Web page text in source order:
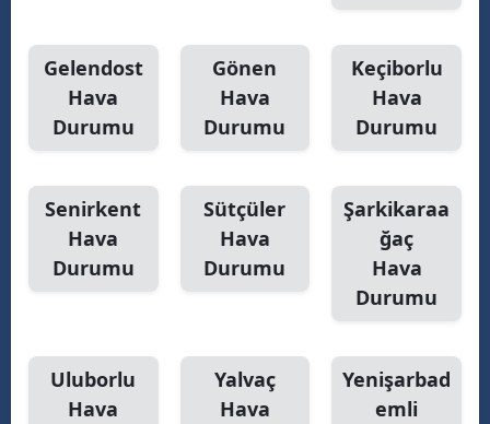
Gelendost
Hava
Durumu
Gönen
Hava
Durumu
Keçiborlu
Hava
Durumu
Senirkent
Hava
Durumu
Sütçüler
Hava
Durumu
Şarkikaraa
ğaç
Hava
Durumu
Uluborlu
Hava
Yalvaç
Hava
Yenişarbad
emli